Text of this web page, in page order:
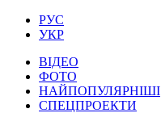
РУС
УКР
ВІДЕО
ФОТО
НАЙПОПУЛЯРНІШІ
СПЕЦПРОЕКТИ